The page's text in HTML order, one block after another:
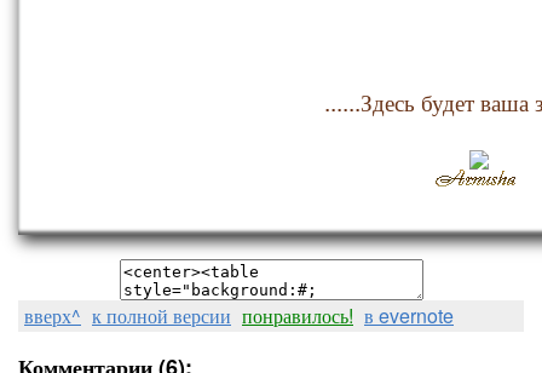
......Здесь будет ваша
вверх^ к полной версии понравилось! в evernote